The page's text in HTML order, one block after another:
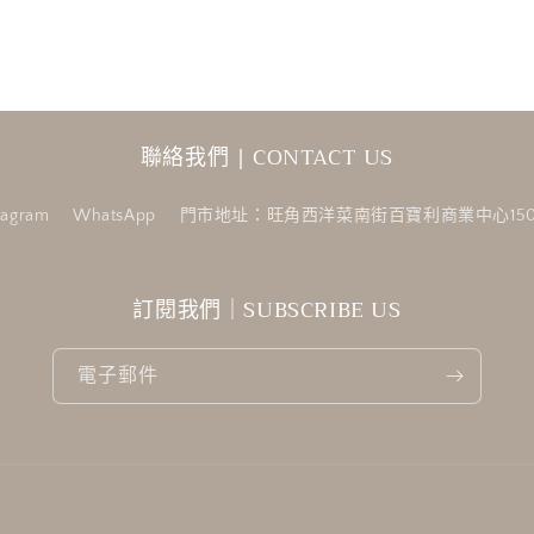
聯絡我們 | CONTACT US
WhatsApp 門市地址：旺角西洋菜南街百寶利商業中心
訂閱我們｜SUBSCRIBE US
電子郵件